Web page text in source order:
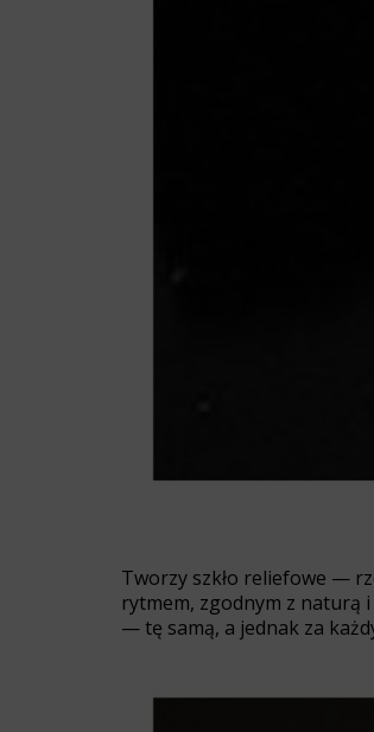
Tworzy szkło reliefowe —
rytmem, zgodnym z naturą
— tę samą, a jednak za